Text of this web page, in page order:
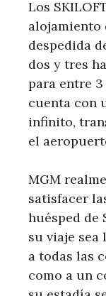
Los
alojamiento
despedida
dos y tres
para entre
cuenta con
infinito,
el
MGM
satisfacer
huésped de
su viaje sea
a todas las
como a un